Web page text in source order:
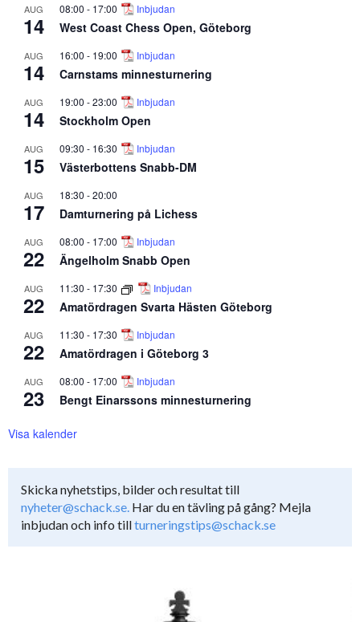
AUG
14
08:00 - 17:00 Inbjudan
West Coast Chess Open, Göteborg
AUG
14
16:00 - 19:00 Inbjudan
Carnstams minnesturnering
AUG
14
19:00 -23:00 Inbjudan
Stockholm Open
AUG
15
09:30 - 16:30 Inbjudan
Västerbottens Snabb-DM
AUG
17
18:30 -20:00
Damturnering på Lichess
AUG
22
08:00 - 17:00 Inbjudan
Ängelholm Snabb Open
AUG
22
11:30 - 17:30 Inbjudan
Amatördragen Svarta Hästen Göteborg
AUG
22
11:30 - 17:30 Inbjudan
Amatördragen i Göteborg 3
AUG
23
08:00 - 17:00 Inbjudan
Bengt Einarssons minnesturnering
Visa kalender
Skicka nyhetstips, bilder och resultat till
nyheter@schack.se. Har du en tävling på gång? Mejla
inbjudan och info tillturneringstips@schack.se